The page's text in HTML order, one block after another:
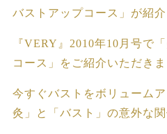
バストアップコース」が紹
『VERY』2010年10月号で
コース」をご紹介いただきま
今すぐバストをボリューム
灸」と「バスト」の意外な